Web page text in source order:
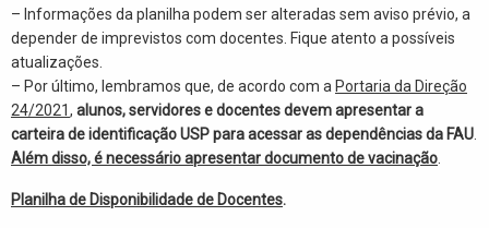
– Informações da planilha podem ser alteradas sem aviso prévio, a
depender de imprevistos com docentes. Fique atento a possíveis
atualizações.
– Por último, lembramos que, de acordo com a Portaria da Direção
24/2021, alunos, servidores e docentes devem apresentar a
carteira de identificação USP para acessar as dependências da FAU
Além disso, é necessário apresentar documento de vacinação
Planilha de Disponibilidade de Docentes.